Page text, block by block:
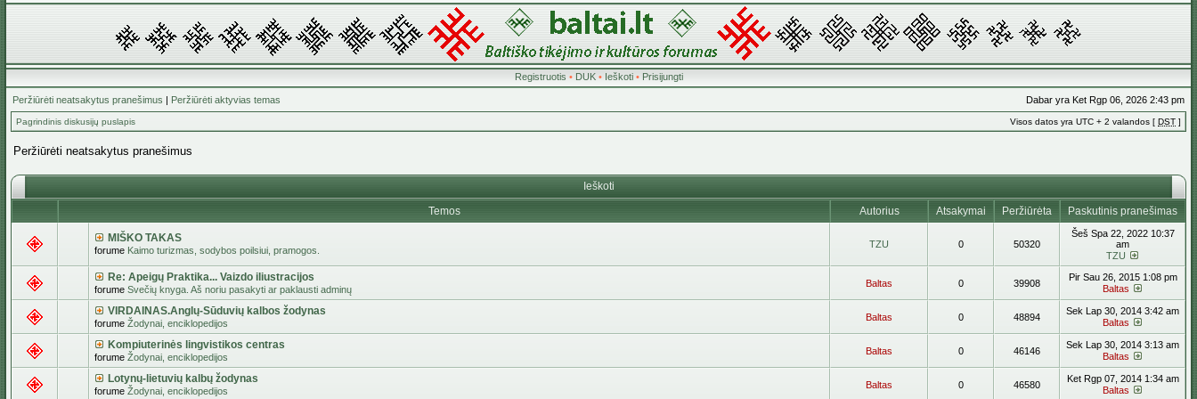
Registruotis • DUK• Ieškoti• Prisijungti
Peržiūrėti neatsakytus pranešimus | Peržiūrėti aktyvias temas Dabar yra Ket Rgp 06, 2026 2:43 pm
Pagrindinis diskusijų puslapis Visos datos yra UTC + 2 valandos [ DST ]
Peržiūrėti neatsakytus pranešimus
Ieškoti
Temos
Autorius Atsakymai Peržiūrėta Paskutinis pranešimas
MIŠKO TAKAS
forume Kaimo turizmas, sodybos poilsiui, pramogos.
TZU 0 50320
Šeš Spa 22, 2022 10:37
am
TZU
Re: Apeigų Praktika... Vaizdo iliustracijos
forume Svečių knyga. Aš noriu pasakyti ar paklausti adminų
Baltas 0 39908
Pir Sau 26, 2015 1:08 pm
Baltas
VIRDAINAS.Anglų-Sūduvių kalbos žodynas
forume Žodynai, enciklopedijos
Baltas 0 48894
Sek Lap 30, 2014 3:42 am
Baltas
Kompiuterinės lingvistikos centras
forume Žodynai, enciklopedijos
Baltas 0 46146
Sek Lap 30, 2014 3:13 am
Baltas
Lotynų-lietuvių kalbų žodynas
forume Žodynai, enciklopedijos
Baltas 0 46580
Ket Rgp 07, 2014 1:34 am
Baltas